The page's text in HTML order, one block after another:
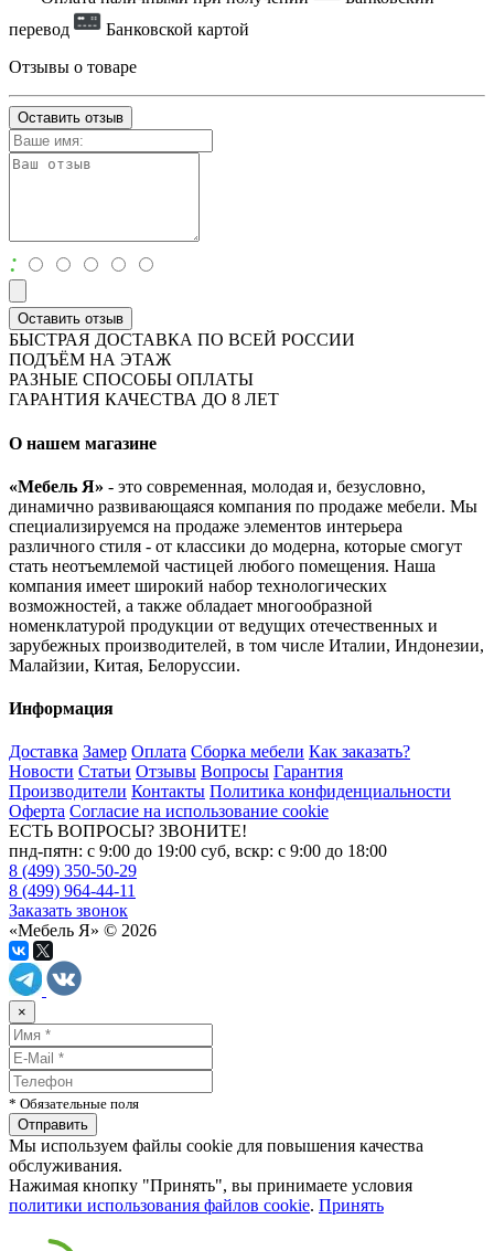
перевод
Банковской картой
Отзывы о товаре
Оставить отзыв
:
Оставить отзыв
БЫСТРАЯ ДОСТАВКА ПО ВСЕЙ РОССИИ
ПОДЪЁМ НА ЭТАЖ
РАЗНЫЕ СПОСОБЫ ОПЛАТЫ
ГАРАНТИЯ КАЧЕСТВА ДО 8 ЛЕТ
О нашем магазине
«Мебель Я» - это современная, молодая и, безусловно,
динамично развивающаяся компания по продаже мебели. Мы
специализируемся на продаже элементов интерьера
различного стиля - от классики до модерна, которые смогут
стать неотъемлемой частицей любого помещения. Наша
компания имеет широкий набор технологических
возможностей, а также обладает многообразной
номенклатурой продукции от ведущих отечественных и
зарубежных производителей, в том числе Италии, Индонезии,
Малайзии, Китая, Белоруссии.
Информация
Доставка Замер Оплата Сборка мебели Как заказать?
Новости Статьи Отзывы Вопросы Гарантия
Производители Контакты Политика конфиденциальности
Оферта Согласие на использование cookie
ЕСТЬ ВОПРОСЫ? ЗВОНИТЕ!
пнд-пятн: с 9:00 до 19:00 суб, вскр: с 9:00 до 18:00
8 (499) 350-50-29
8 (499) 964-44-11
Заказать звонок
«Мебель Я» © 2026
×
* Обязательные поля
Мы используем файлы cookie для повышения качества
обслуживания.
Нажимая кнопку "Принять", вы принимаете условия
политики использования файлов cookie. Принять